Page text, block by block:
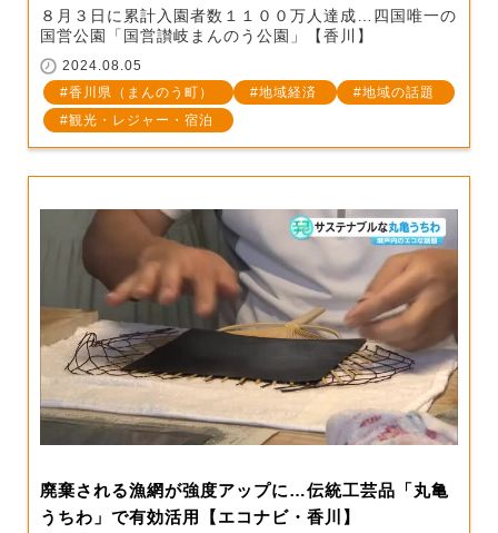
８月３日に累計入園者数１１００万人達成…四国唯一の
国営公園「国営讃岐まんのう公園」【香川】
2024.08.05
香川県（まんのう町）
地域経済
地域の話題
観光・レジャー・宿泊
廃棄される漁網が強度アップに…伝統工芸品「丸亀
うちわ」で有効活用【エコナビ・香川】